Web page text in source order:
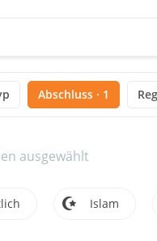
Abschluss · 1
ausgewählt
Islam